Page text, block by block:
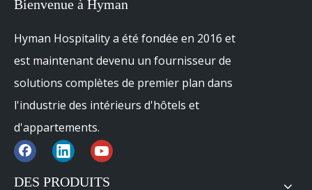
Bienvenue à Hyman
Hyman Hospitality a été fondée en 2016 et
est maintenant devenu un fournisseur de
solutions complètes de premier plan dans
l'industrie des intérieurs d'hôtels et
d'appartements.
DES PRODUITS